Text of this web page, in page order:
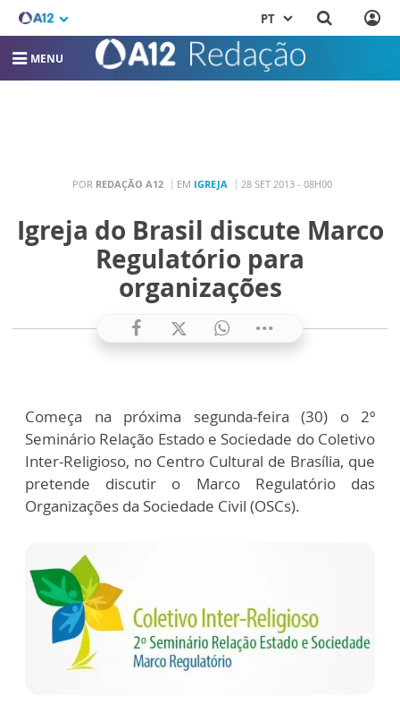
PT
MENU
POR REDAÇÃO A12 EM IGREJA 28 SET 2013 - 08H00
Igreja do Brasil discute Marco
Regulatório para
organizações
Começa na próxima segunda-feira (30) o 2º
Seminário Relação Estado e Sociedade do Coletivo
Inter-Religioso, no Centro Cultural de Brasília, que
pretende discutir o Marco Regulatório das
Organizações da Sociedade Civil (OSCs).